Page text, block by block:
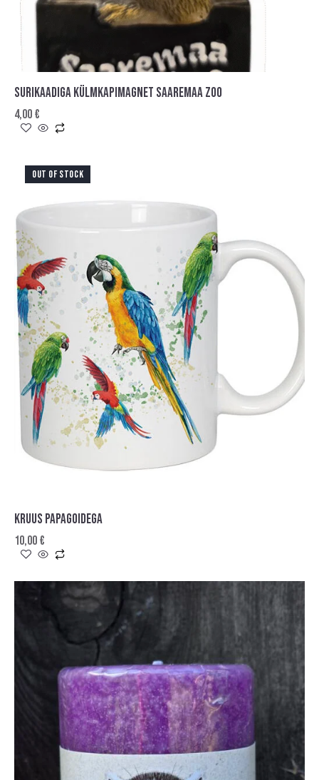
SURIKAADIGA KÜLMKAPIMAGNET SAAREMAA ZOO
4,00€
OUT OF STOCK
KRUUS PAPAGOIDEGA
10,00€